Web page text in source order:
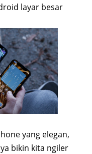
layar besar
yang elegan,
bikin kita ngiler